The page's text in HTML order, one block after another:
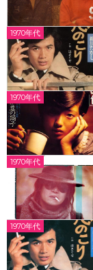
1970年代
1970年代
1970年代
1970年代